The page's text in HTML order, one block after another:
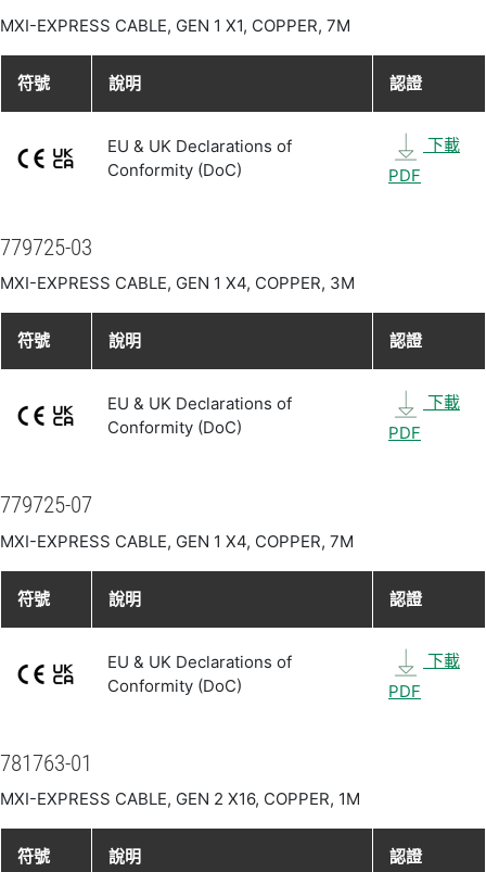
MXI-EXPRESS CABLE, GEN 1 X1, COPPER, 7M
符號 說明 認證
EU & UK Declarations of
Conformity (DoC)
下載
PDF
779725-03
MXI-EXPRESS CABLE, GEN 1 X4, COPPER, 3M
符號 說明 認證
EU & UK Declarations of
Conformity (DoC)
下載
PDF
779725-07
MXI-EXPRESS CABLE, GEN 1 X4, COPPER, 7M
符號 說明 認證
EU & UK Declarations of
Conformity (DoC)
下載
PDF
781763-01
MXI-EXPRESS CABLE, GEN 2 X16, COPPER, 1M
符號 說明 認證